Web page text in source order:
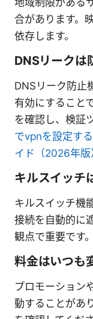
合があります。
依存します。
DNSリークは
DNSリーク防止
有効にすること
を確認し、検証
でvpnを設定す
イド（2026年
キルスイッチ
キルスイッチ機
接続を自動的に
観点で重要です。
料金はいつも
プロモーション
動することがあ